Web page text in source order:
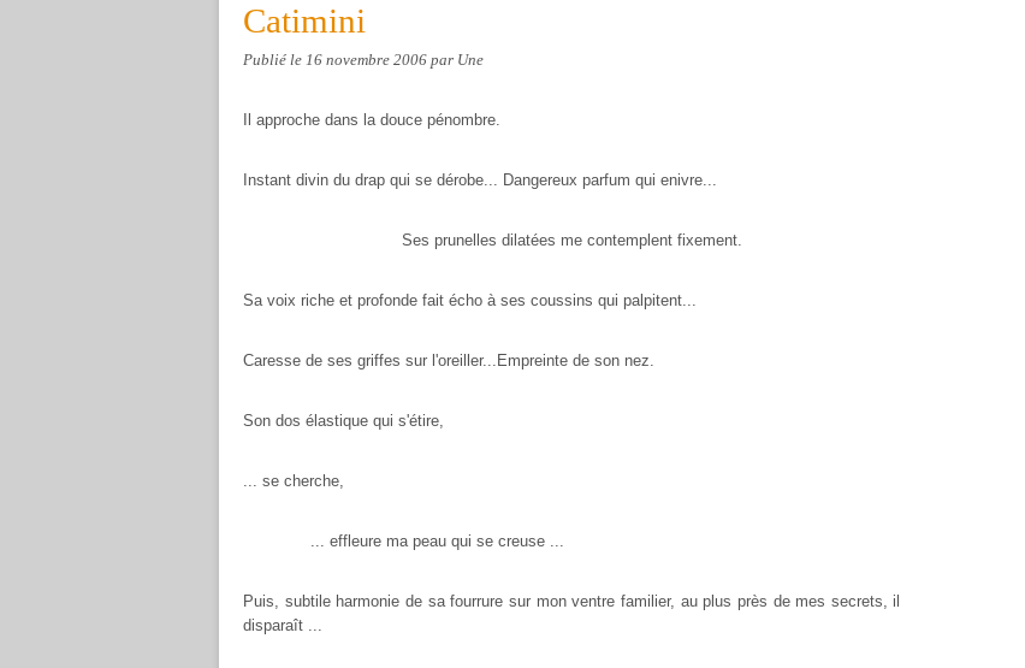
Catimini
Publié le 16 novembre 2006 par Une
Il approche dans la douce pénombre.
Instant divin du drap qui se dérobe... Dangereux parfum qui enivre...
Ses prunelles dilatées me contemplent fixement.
Sa voix riche et profonde fait écho à ses coussins qui palpitent...
Caresse de ses griffes sur l'oreiller... Empreinte de son nez.
Son dos élastique qui s'étire,
... se cherche,
... effleure ma peau qui se creuse ...
Puis, subtile harmonie de sa fourrure sur mon ventre familier, au plus près de mes secrets, il
disparaît ...